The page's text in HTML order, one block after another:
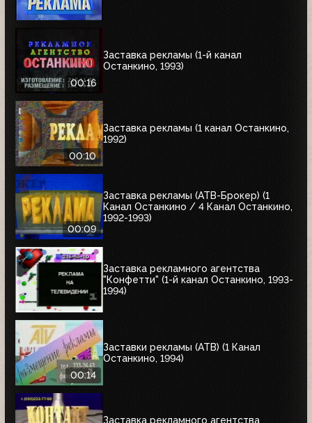
00:16
Заставка рекламы (1-й канал
Останкино, 1993)
00:10
Заставка рекламы (1 канал Останкино,
1992)
00:09
Заставка рекламы (АТВ-Брокер) (1
Канал Останкино / 4 Канал Останкино,
1992-1993)
Заставка рекламного агентства
"Конфетти" (1-й канал Останкино, 1993-
1994)
00:14
Заставки рекламы (АТВ) (1 Канал
Останкино, 1994)
Заставка рекламного агентства